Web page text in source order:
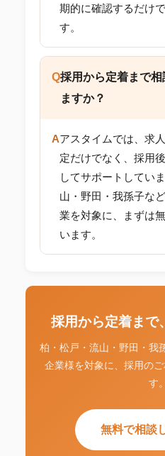
期的に確認するだけ
す。
Q採用から定着まで
ますか？
Aアスタイムでは、求
定だけでなく、採用
してサポートしてい
山・野田・我孫子な
業を対象に、まずは
います。
採用から定着まで
柏・松戸・流山・野田・我
企業様を対象に、採用の
す。
無料で相談